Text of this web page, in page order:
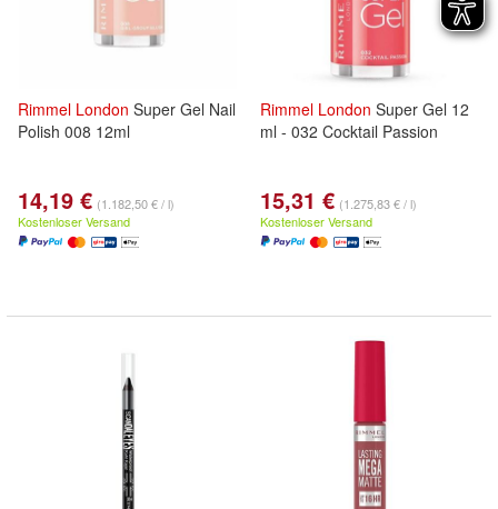
Rimmel London Super Gel Nail
Polish 008 12ml
14,19 € (1.182,50 € / l)
Kostenloser Versand
Rimmel London Super Gel 12
ml - 032 Cocktail Passion
15,31 € (1.275,83 € / l)
Kostenloser Versand